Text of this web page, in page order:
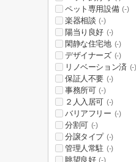
ペット専用設備 (-)
楽器相談 (-)
陽当り良好 (-)
閑静な住宅地 (-)
デザイナーズ (-)
リノベーション済 (-)
保証人不要 (-)
事務所可 (-)
２人入居可 (-)
バリアフリー (-)
分割可 (-)
分譲タイプ (-)
管理人常駐 (-)
眺望良好 (-)